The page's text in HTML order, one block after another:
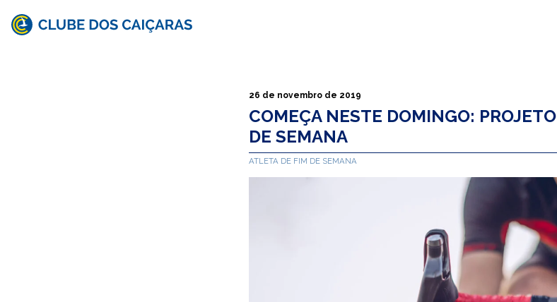
26 de novembro de 2019
COMEÇA NESTE DOMINGO:
DE SEMANA
ATLETA DE FIM DE SEMANA